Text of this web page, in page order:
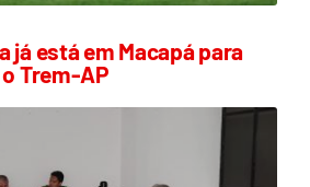
já está em Macapá para
Trem-AP